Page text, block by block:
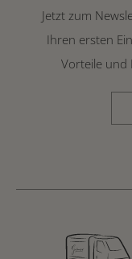
Jetzt zum
Ihren ersten
Vorteile und